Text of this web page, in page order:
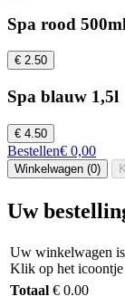
Spa rood 500ml
€ 2.50
Spa blauw 1,5l
€ 4.50
Bestellen€ 0,00
Winkelwagen (0)
Uw
Uw winkelwagen
Klik op het icoontje
Totaal € 0.00